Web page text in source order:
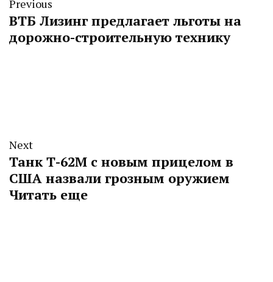
Previous
ВТБ Лизинг предлагает льготы на
дорожно-строительную технику
Next
Танк Т-62М с новым прицелом в
США назвали грозным оружием
Читать еще